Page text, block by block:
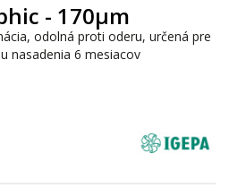
- 170µm
odolná proti oderu, určená pre
nasadenia 6 mesiacov